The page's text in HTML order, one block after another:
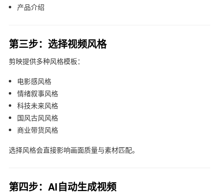
产品介绍
第三步：选择视频风格
剪映提供多种风格模板：
电影感风格
情绪叙事风格
科技未来风格
国风古风风格
商业带货风格
选择风格会直接影响画面质量与素材匹配。
第四步：AI自动生成视频